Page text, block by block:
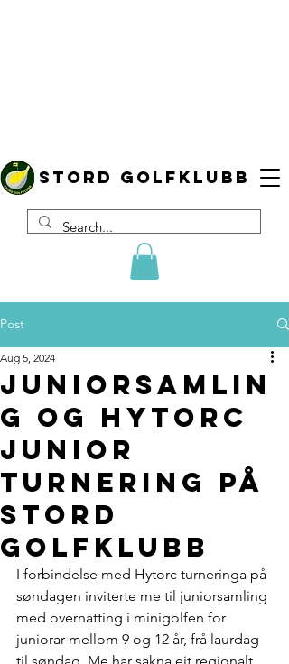
Stord golfklubb
Post
Juniorsamlin
g og Hytorc
Junior
Turnering på
Stord
Golfklubb
Aug 5, 2024
I forbindelse med Hytorc turneringa på
søndagen inviterte me til juniorsamling
med overnatting i minigolfen for
juniorar mellom 9 og 12 år, frå laurdag
til søndag. Me har sakna eit regionalt